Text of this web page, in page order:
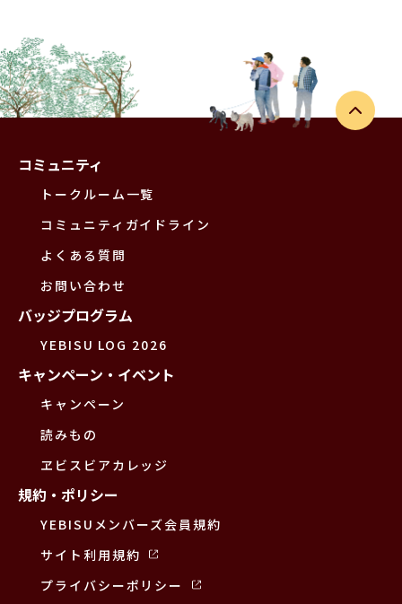
コミュニティ
トークルーム一覧
コミュニティガイドライン
よくある質問
お問い合わせ
バッジプログラム
YEBISU LOG 2026
キャンペーン・イベント
キャンペーン
読みもの
ヱビスビアカレッジ
規約・ポリシー
YEBISUメンバーズ会員規約
サイト利用規約
プライバシーポリシー